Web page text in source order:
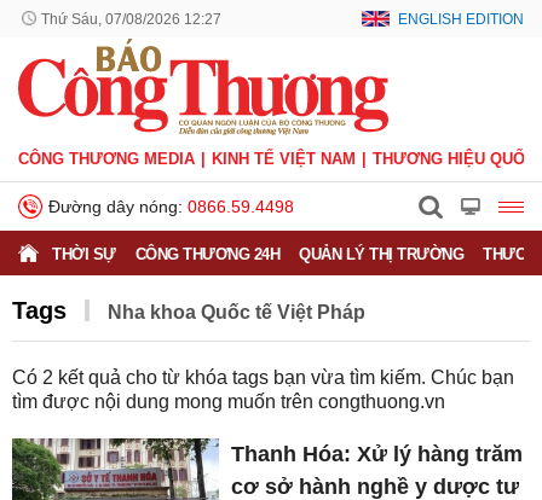
Thứ Sáu, 07/08/2026 12:27 ENGLISH EDITION
CÔNG THƯƠNG MEDIA KINH TẾ VIỆT NAM THƯƠNG HIỆU QUỐC
Đường dây nóng: 0866.59.4498
THỜI SỰ CÔNG THƯƠNG 24H QUẢN LÝ THỊ TRƯỜNG
Tags Nha khoa Quốc tế Việt Pháp
Có 2 kết quả cho từ khóa tags bạn vừa tìm kiếm. Chúc bạn
tìm được nội dung mong muốn trên congthuong.vn
Thanh Hóa: Xử lý hàng trăm
cơ sở hành nghề y dược tư